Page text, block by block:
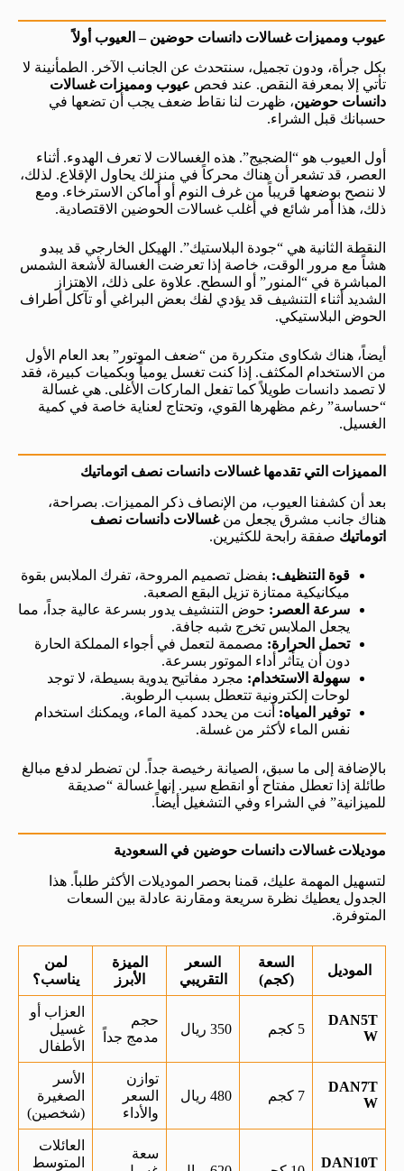
عيوب ومميزات غسالات دانسات حوضين – العيوب أولاً
بكل جرأة، ودون تجميل، سنتحدث عن الجانب الآخر. الطمأنينة لا
تأتي إلا بمعرفة النقص. عند فحص عيوب ومميزات غسالات
دانسات حوضين، ظهرت لنا نقاط ضعف يجب أن تضعها في
حسبانك قبل الشراء.
أول العيوب هو “الضجيج”. هذه الغسالات لا تعرف الهدوء. أثناء
العصر، قد تشعر أن هناك محركاً في منزلك يحاول الإقلاع. لذلك،
لا ننصح بوضعها قريباً من غرف النوم أو أماكن الاسترخاء. ومع
ذلك، هذا أمر شائع في أغلب غسالات الحوضين الاقتصادية.
النقطة الثانية هي “جودة البلاستيك”. الهيكل الخارجي قد يبدو
هشاً مع مرور الوقت، خاصة إذا تعرضت الغسالة لأشعة الشمس
المباشرة في “المنور” أو السطح. علاوة على ذلك، الاهتزاز
الشديد أثناء التنشيف قد يؤدي لفك بعض البراغي أو تآكل أطراف
الحوض البلاستيكي.
أيضاً، هناك شكاوى متكررة من “ضعف الموتور” بعد العام الأول
من الاستخدام المكثف. إذا كنت تغسل يومياً وبكميات كبيرة، فقد
لا تصمد دانسات طويلاً كما تفعل الماركات الأغلى. هي غسالة
“حساسة” رغم مظهرها القوي، وتحتاج لعناية خاصة في كمية
الغسيل.
المميزات التي تقدمها غسالات دانسات نصف اتوماتيك
بعد أن كشفنا العيوب، من الإنصاف ذكر المميزات. بصراحة،
هناك جانب مشرق يجعل منغسالات دانسات نصف
اتوماتيك صفقة رابحة للكثيرين.
قوة التنظيف: بفضل تصميم المروحة، تفرك الملابس بقوة
ميكانيكية ممتازة تزيل البقع الصعبة.
سرعة العصر: حوض التنشيف يدور بسرعة عالية جداً، مما
يجعل الملابس تخرج شبه جافة.
تحمل الحرارة: مصممة لتعمل في أجواء المملكة الحارة
دون أن يتأثر أداء الموتور بسرعة.
سهولة الاستخدام: مجرد مفاتيح يدوية بسيطة، لا توجد
لوحات إلكترونية تتعطل بسبب الرطوبة.
توفير المياه: أنت من يحدد كمية الماء، ويمكنك استخدام
نفس الماء لأكثر من غسلة.
بالإضافة إلى ما سبق، الصيانة رخيصة جداً. لن تضطر لدفع مبالغ
طائلة إذا تعطل مفتاح أو انقطع سير. إنها غسالة “صديقة
للميزانية” في الشراء وفي التشغيل أيضاً.
موديلات غسالات دانسات حوضين في السعودية
لتسهيل المهمة عليك، قمنا بحصر الموديلات الأكثر طلباً. هذا
الجدول يعطيك نظرة سريعة ومقارنة عادلة بين السعات
المتوفرة.
الموديل
السعة
(كجم)
السعر
التقريبي
الميزة
الأبرز
لمن
يناسب؟
DAN5T
W
5 كجم 350 ريال
حجم
مدمج جداً
العزاب أو
غسيل
الأطفال
DAN7T
W
7 كجم 480 ريال
توازن
السعر
والأداء
الأسر
الصغيرة
(شخصين)
DAN10T
سعة
العائلات
المتوسط